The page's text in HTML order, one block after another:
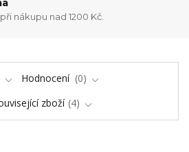
nákupu nad 1200 Kč.
Hodnocení
0
zboží 4